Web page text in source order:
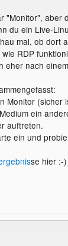
"Monitor", aber
du ein Live-
mal, ob dort
RDP
eher nach
Monitor (sicher
ein
auftreten.
ein und
se hier :-)